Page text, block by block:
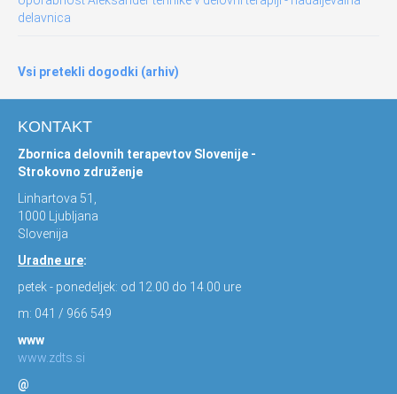
delavnica
Vsi pretekli dogodki (arhiv)
KONTAKT
Zbornica delovnih terapevtov Slovenije -
Strokovno združenje
Linhartova 51,
1000 Ljubljana
Slovenija
Uradne ure:
petek - ponedeljek: od 12.00 do 14.00 ure
m: 041 / 966 549
www
www.zdts.si
@